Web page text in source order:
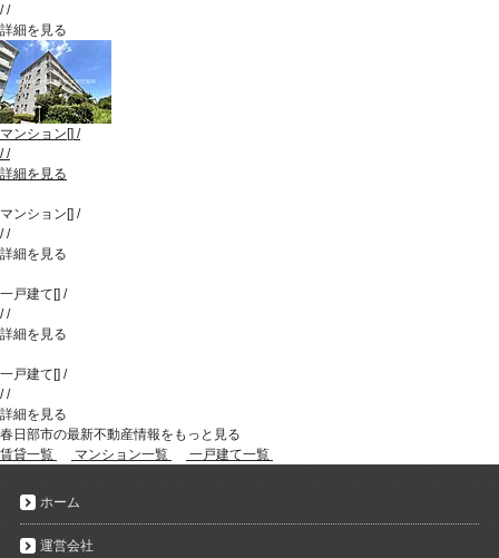
//
詳細を見る
マンション[] /
//
詳細を見る
マンション[] /
//
詳細を見る
一戸建て[] /
//
詳細を見る
一戸建て[] /
//
詳細を見る
春日部市の最新不動産情報をもっと見る
賃貸一覧
マンション一覧 一戸建て一覧
ホーム
運営会社